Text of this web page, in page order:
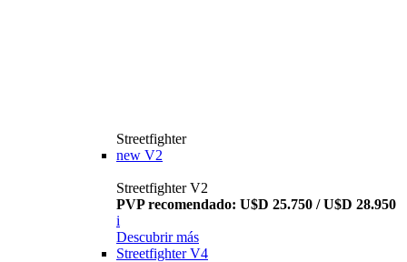
Streetfighter
new V2
Streetfighter V2
PVP recomendado: U$D 25.750 / U$D 28.950
i
Descubrir más
Streetfighter V4